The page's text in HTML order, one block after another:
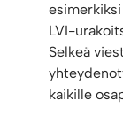
LVI-
Selkeä
kaikille